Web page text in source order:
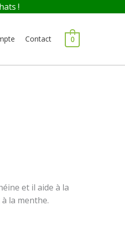
!
Contact 0
et il aide à la
la menthe.